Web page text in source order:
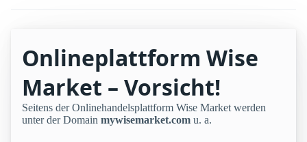
Onlineplattform Wise
Market – Vorsicht!
Seitens der Onlinehandelsplattform Wise Market werden
unter der Domain mywisemarket.com u. a.